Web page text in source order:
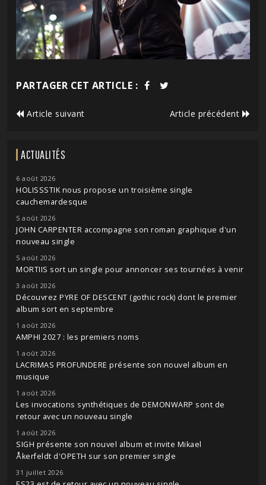
PARTAGER CET ARTICLE :
Article suivant Article précédent
ACTUALITÉS
6 août 2026
HOLISSSTIK nous propose un troisième single
cauchemardesque
5 août 2026
JOHN CARPENTER accompagne son roman graphique d'un
nouveau single
5 août 2026
MORTIIS sort un single pour annoncer ses tournées à venir
3 août 2026
Découvrez PYRE OF DESCENT (gothic rock) dont le premier
album sort en septembre
1 août 2026
AMPHI 2027 : les premiers noms
1 août 2026
LACRIMAS PROFUNDERE présente son nouvel album en
musique
1 août 2026
Les invocations synthétiques de DEMONWARP sont de
retour avec un nouveau single
1 août 2026
SIGH présente son nouvel album et invite Mikael
Åkerfeldt d'OPETH sur son premier single
31 juillet 2026